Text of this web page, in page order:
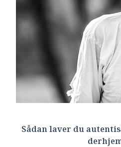
Sådan laver du